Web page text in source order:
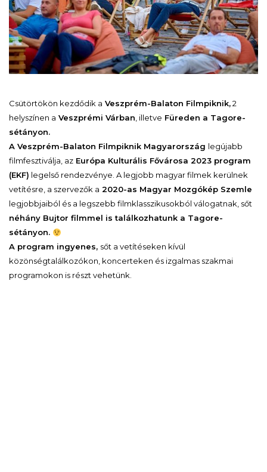
Csütörtökön kezdődik a Veszprém-Balaton Filmpiknik,2
helyszínen a Veszprémi Várban, illetve Füreden a Tagore-
sétányon.
A Veszprém-Balaton Filmpiknik Magyarország legújabb
filmfesztiválja, az Európa Kulturális Fővárosa 2023 program
(EKF) legelső rendezvénye. A legjobb magyar filmek kerülnek
vetítésre, a szervezők a 2020-as Magyar Mozgókép Szemle
legjobbjaiból és a legszebb filmklasszikusokból válogatnak, sőt
néhány Bujtor filmmel is találkozhatunk a Tagore-
sétányon.
A program ingyenes, sőt a vetítéseken kívül
közönségtalálkozókon, koncerteken és izgalmas szakmai
programokon is részt vehetünk.